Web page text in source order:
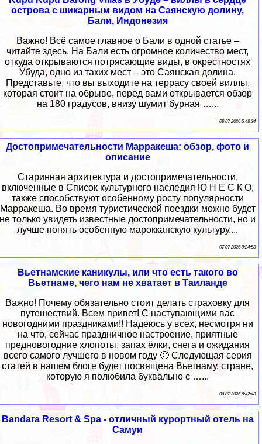
острова с шикарным видом на Саянскую долину,
Бали, Индонезия
Важно! Всё самое главное о Бали в одной статье –
читайте здесь. На Бали есть огромное количество мест,
откуда открываются потрясающие виды, в окрестностях
Убуда, одно из таких мест – это Саянская долина.
Представьте, что вы выходите на террасу своей виллы,
которая стоит на обрыве, перед вами открывается обзор
на 180 градусов, внизу шумит бурная …...
08 07 2026 5:48:24
Достопримечательности Марракеша: обзор, фото и
описание
Старинная архитектура и достопримечательности,
включенные в Список культурного наследия Ю Н Е С К О,
также способствуют особенному росту популярности
Марракеша. Во время туристической поездки можно будет
не только увидеть известные достопримечательности, но и
лучше понять особенную марокканскую культуру....
07 07 2026 9:24:58
Вьетнамские каникулы, или что есть такого во
Вьетнаме, чего нам не хватает в Таиланде
Важно! Почему обязательно стоит делать страховку для
путешествий. Всем привет! С наступающими вас
новогодними праздниками!! Надеюсь у всех, несмотря ни
на что, сейчас праздничное настроение, приятные
предновогодние хлопоты, запах ёлки, снега и ожидания
всего самого лучшего в новом году 🙂 Следующая серия
статей в нашем блоге будет посвящена Вьетнаму, стране,
которую я полюбила буквально с …...
06 07 2026 6:42:48
Bandara Resort & Spa - отличный курортный отель на
Самуи